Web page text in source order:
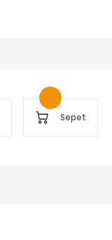
Sepet